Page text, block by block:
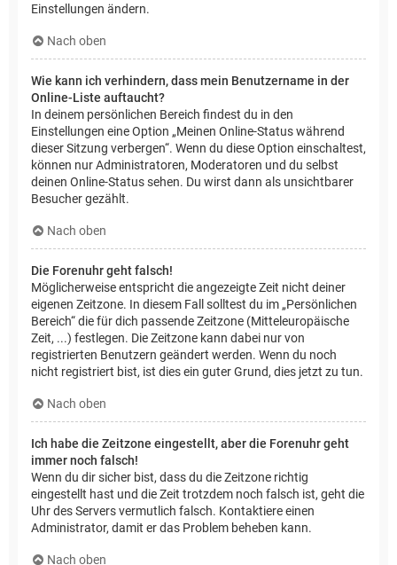
Einstellungen ändern.
Nach oben
Wie kann ich verhindern, dass mein Benutzername in der
Online-Liste auftaucht?
In deinem persönlichen Bereich findest du in den
Einstellungen eine Option „Meinen Online-Status während
dieser Sitzung verbergen“. Wenn du diese Option einschaltest,
können nur Administratoren, Moderatoren und du selbst
deinen Online-Status sehen. Du wirst dann als unsichtbarer
Besucher gezählt.
Nach oben
Die Forenuhr geht falsch!
Möglicherweise entspricht die angezeigte Zeit nicht deiner
eigenen Zeitzone. In diesem Fall solltest du im „Persönlichen
Bereich“ die für dich passende Zeitzone (Mitteleuropäische
Zeit, ...) festlegen. Die Zeitzone kann dabei nur von
registrierten Benutzern geändert werden. Wenn du noch
nicht registriert bist, ist dies ein guter Grund, dies jetzt zu tun.
Nach oben
Ich habe die Zeitzone eingestellt, aber die Forenuhr geht
immer noch falsch!
Wenn du dir sicher bist, dass du die Zeitzone richtig
eingestellt hast und die Zeit trotzdem noch falsch ist, geht die
Uhr des Servers vermutlich falsch. Kontaktiere einen
Administrator, damit er das Problem beheben kann.
Nach oben